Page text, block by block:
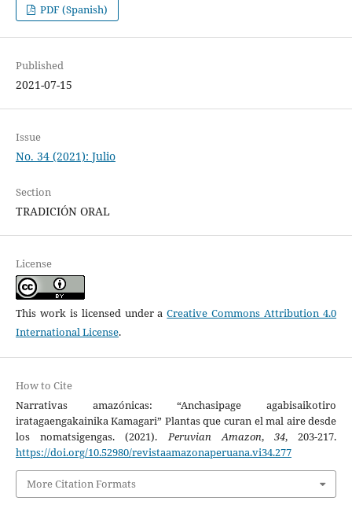
PDF (Spanish)
Published
2021-07-15
Issue
No. 34 (2021): Julio
Section
TRADICIÓN ORAL
License
This work is licensed under aCreative Commons Attribution 4.0
International License.
How to Cite
Narrativas amazónicas: “Anchasipage agabisaikotiro
iratagaengakainika Kamagari” Plantas que curan el mal aire desde
los nomatsigengas. (2021).Peruvian Amazon, 34, 203-217.
https://doi.org/10.52980/revistaamazonaperuana.vi34.277
More Citation Formats